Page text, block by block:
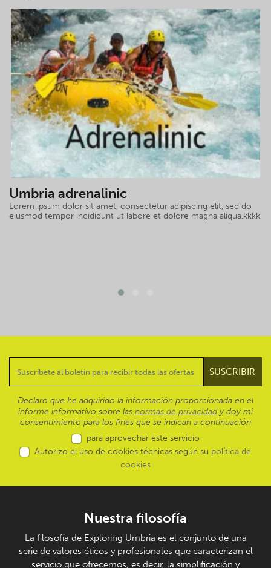
Umbria adrenalinic
Lorem ipsum dolor sit amet, consectetur adipiscing elit, sed do
eiusmod tempor incididunt ut labore et dolore magna aliqua.kkkk
Declaro que he adquirido la información proporcionada en el
informe informativo sobre las normas de privacidad y doy mi
consentimiento para los fines que se indican a continuación
para aprovechar este servicio
Autorizo el uso de cookies técnicas según su política de
cookies
Nuestra filosofía
La filosofía de Exploring Umbria es el conjunto de una
serie de valores éticos y profesionales que caracterizan el
servicio que ofrecemos, es decir, la simplificación y